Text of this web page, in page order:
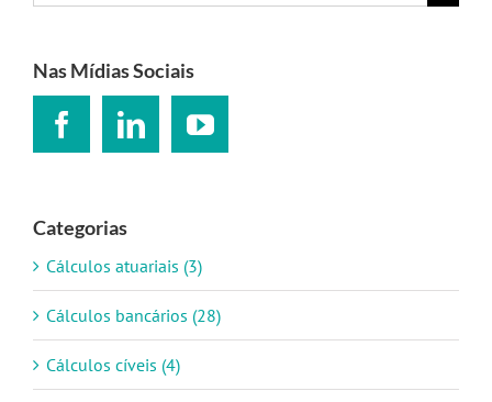
resultados
Nas Mídias Sociais
Categorias
Cálculos atuariais (3)
Cálculos bancários (28)
Cálculos cíveis (4)